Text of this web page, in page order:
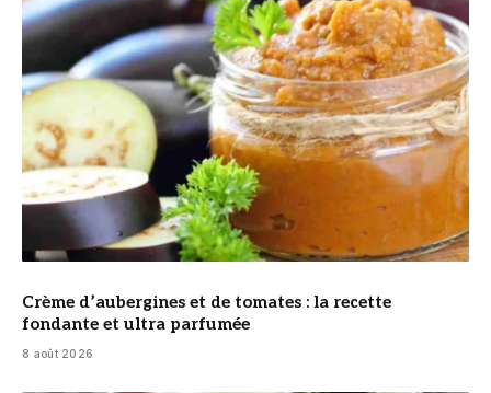
Crème d’aubergines et de tomates : la recette
fondante et ultra parfumée
8 août 2026